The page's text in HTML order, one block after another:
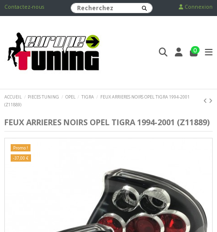
Contactez-nous Connexion
0
ACCUEIL PIECES TUNING OPEL TIGRA
FEUX ARRIERES NOIRS OPEL TIGRA 1994-2001
(Z11889)
FEUX ARRIERES NOIRS OPEL TIGRA 1994-2001 (Z11889)
Promo !
-37,00 €